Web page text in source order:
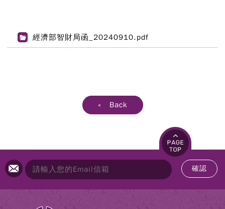
經濟部智財局函_20240910.pdf
« Back
確認